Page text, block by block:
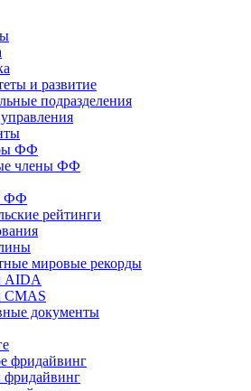
и развитие
подразделения
ФФ
члены ФФ
ФФ
рейтинги
мировые рекорды
AIDA
CMAS
документы
фридайвинг
фридайвинг